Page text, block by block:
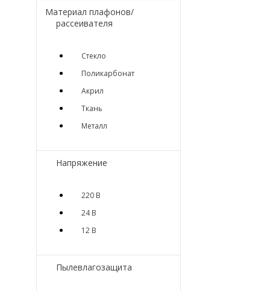
Материал плафонов/
рассеивателя
Стекло
Поликарбонат
Акрил
Ткань
Металл
Напряжение
220 В
24 В
12 В
Пылевлагозащита